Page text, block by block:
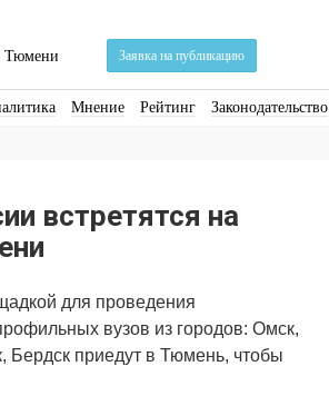
Тюмени Заявка на публикацию
Мнение Рейтинг Законодательство
встретятся на
для проведения
вузов из городов: Омск,
Бердск приедут в Тюмень, чтобы